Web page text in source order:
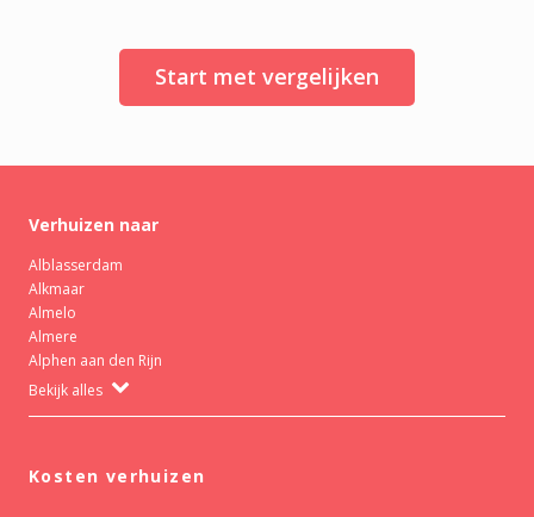
Start met vergelijken
Verhuizen naar
Alblasserdam
Alkmaar
Almelo
Almere
Alphen aan den Rijn
Bekijk alles
Kosten verhuizen